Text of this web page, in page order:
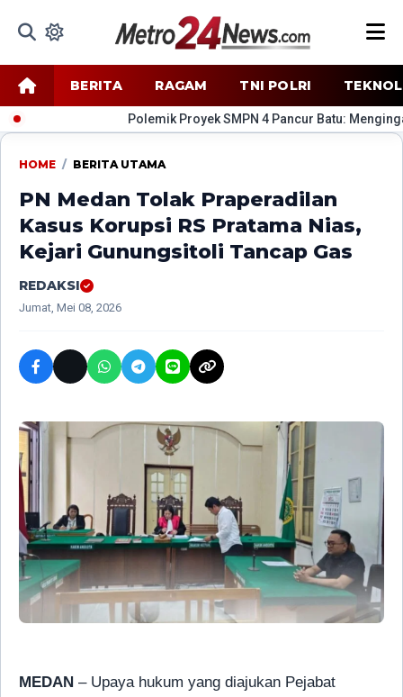
BERITA RAGAM TNI POLRI
​Polemik Proyek SMPN 4 Pancur Batu:
HOME / BERITA UTAMA
PN Medan Tolak Praperadilan
Kasus Korupsi RS Pratama Nias,
Kejari Gunungsitoli Tancap Gas
REDAKSI
Jumat, Mei 08, 2026
MEDAN – Upaya hukum yang diajukan Pejabat